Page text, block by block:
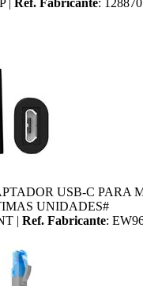
| Ref. Fabricante: 128870
USB-C PARA
UNIDADES#
| Ref. Fabricante: